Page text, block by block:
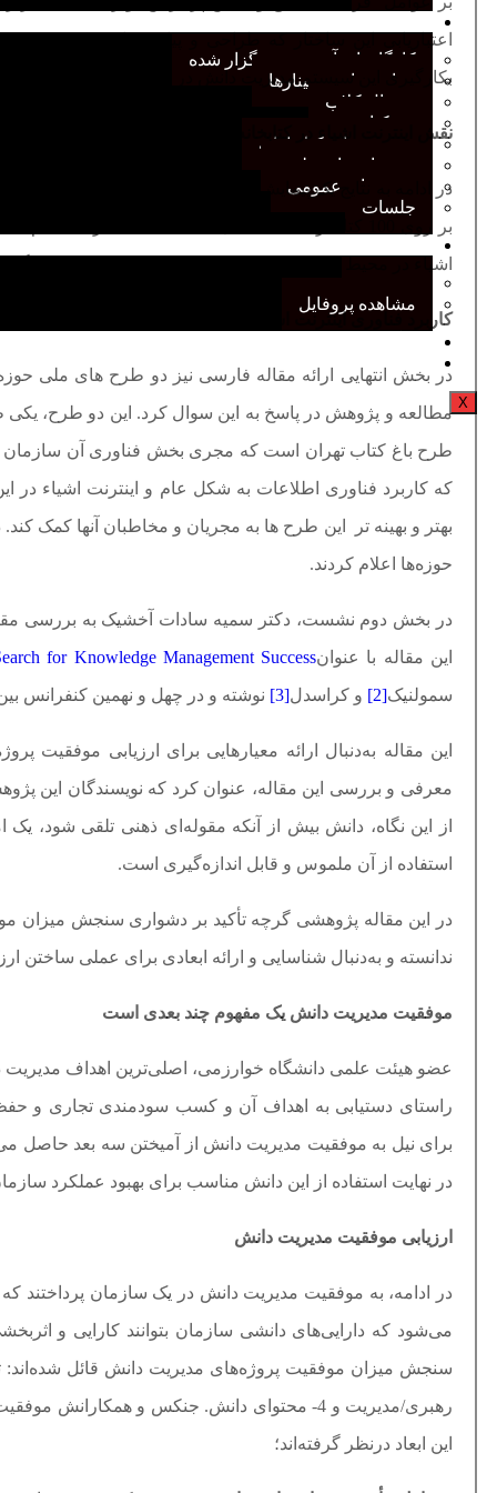
کارگاههای آموزشی برگزار شده
همایش‌ها و سمینارها
ژورنال کلاب
نقد کتاب
دورهمی‌های کتابدارانه
سخنرانی‌های علمی
مجمع‌های عمومی
جلسات
مشاهده پروفایل
سامانه کمیته آموزش
X
اعتباریابی این ساختار که طراحی و پیاده سازی یک سیستم
بکارگیری این سیستم مدیریت دانش در محیط سازمان مورد
نقش اینترنت اشیاء در کتابخانه ها
اشیاء در محیط کتابخانه ها و کتابفروشی ها مورد بحث قرار
کاربرد فناوری اینترنت اشیاء در حوزه کتابداری
در بخش انتهایی ارائه مقاله فارسی نیز دو طرح های ملی
مطالعه و پژوهش در پاسخ به این سوال کرد. این دو طرح،
طرح باغ کتاب تهران است که مجری بخش فناوری آن سازمان
که کاربرد فناوری اطلاعات به شکل عام و اینترنت اشیاء در
بهتر و بهینه تر این طرح ها به مجریان و مخاطبان آنها کمک کند.
حوزه‌ها اعلام کردند.
در بخش دوم نشست، دکتر سمیه سادات آخشیک به بررسی
این مقاله با عنوانfor Knowledge Management Success
سمولنیک[2] و کراسدل[3] نوشته و در چهل و نهمین کنفرانس بین المللی
این مقاله به‌دنبال ارائه معیارهایی برای ارزیابی
معرفی و بررسی این مقاله، عنوان کرد که نویسندگان این
از این نگاه، دانش بیش از آنکه مقوله‌ای ذهنی تلقی شود،
استفاده از آن ملموس و قابل اندازه‌گیری است.
در این مقاله پژوهشی گرچه تأکید بر دشواری سنجش میزان
ندانسته‌ و به‌دنبال شناسایی و ارائه ابعادی برای عملی ساختن
موفقیت مدیریت دانش یک مفهوم چند بعدی است
عضو هیئت علمی دانشگاه خوارزمی، اصلی‌ترین اهداف مدیریت
راستای دستیابی به اهداف آن و کسب سودمندی تجاری و
برای نیل به موفقیت مدیریت دانش از آمیختن سه بعد حاصل
در نهایت استفاده از این دانش مناسب برای بهبود عملکرد
ارزیابی موفقیت مدیریت دانش
در ادامه، به موفقیت مدیریت دانش در یک سازمان پرداختند
می‌شود که دارایی‌های دانشی سازمان بتوانند کارایی و
این ابعاد درنظر گرفته‌اند؛